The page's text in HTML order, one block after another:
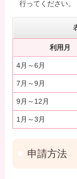
行ってください。
利用月
4月～6月
7月～9月
9月～12月
1月～3月
申請方法